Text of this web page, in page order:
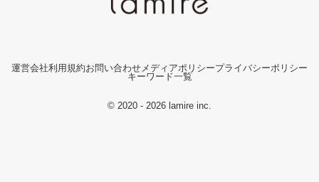
運営会社利用規約お問い合わせ メディアポリシープライバシーポリシー
キーワード一覧
© 2020 - 2026 lamire inc.